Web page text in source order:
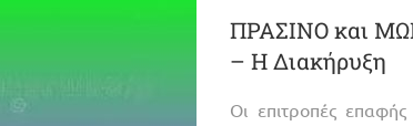
ΠΡΑΣΙΝΟ και
– Η Διακήρυξη
Οι επιτροπές